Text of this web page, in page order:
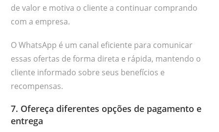
de valor e motiva o cliente a continuar comprando
com a empresa.
O WhatsApp é um canal eficiente para comunicar
essas ofertas de forma direta e rápida, mantendo o
cliente informado sobre seus benefícios e
recompensas.
7. Ofereça diferentes opções de pagamento e
entrega